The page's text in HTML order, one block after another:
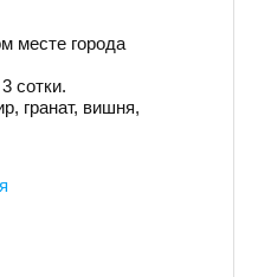
месте города
сотки.
гранат, вишня,